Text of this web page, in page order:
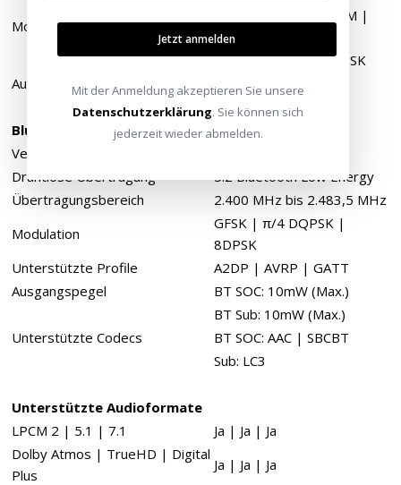
Modulation 5 GHz
1024-QAM | 256-QAM |
64-QAM,
16-QAM | QPSK | BPSK
Ausgangspegel
100 mV (max.)
Bluetooth
Version
Drahtlose Übertragung
5.2 Bluetooth Low Energy
Übertragungsbereich
2.400 MHz bis 2.483,5 MHz
Modulation
GFSK | π/4 DQPSK |
8DPSK
Unterstützte Profile
A2DP | AVRP | GATT
Ausgangspegel
BT SOC: 10mW (Max.)
BT Sub: 10mW (Max.)
Unterstützte Codecs
BT SOC: AAC | SBCBT
Sub: LC3
Unterstützte Audioformate
LPCM 2 | 5.1 | 7.1
Ja | Ja | Ja
Dolby Atmos | TrueHD | Digital
Plus
Ja | Ja | Ja
Jetzt anmelden
Mit der Anmeldung akzeptieren Sie unsere
Datenschutzerklärung. Sie können sich
jederzeit wieder abmelden.